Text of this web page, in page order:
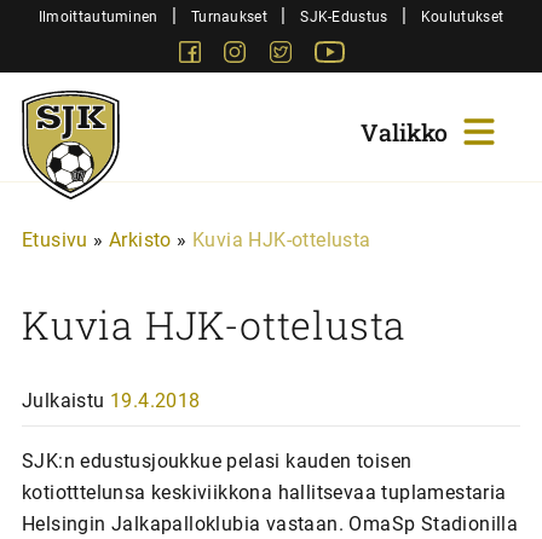
SiirryIlmoittautuminen | Turnaukset | SJK-Edustus | Koulutukset
FacebookInstagram
Twitter
Sjk-
Juniorit
Etusivu » Arkisto » Kuvia HJK-ottelusta
Kuvia HJK-ottelusta
Julkaistu 19.4.2018
SJK:n edustusjoukkue pelasi kauden toisen
kotiotttelunsa keskiviikkona hallitsevaa tuplamestaria
Helsingin Jalkapalloklubia vastaan. OmaSp Stadionilla